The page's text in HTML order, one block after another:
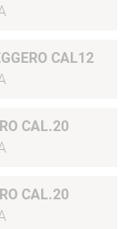
CAL12
CAL.20
CAL.20